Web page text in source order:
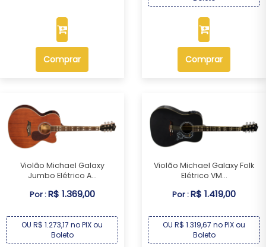
Comprar Comprar
Violão Michael Galaxy
Jumbo Elétrico A...
Por :R$ 1.369,00
OU R$ 1.273,17 no PIX ou
Boleto
Violão Michael Galaxy Folk
Elétrico VM...
Por :R$ 1.419,00
OU R$ 1.319,67 no PIX ou
Boleto